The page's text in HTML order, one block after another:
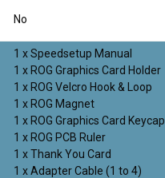
No
1 x Speedsetup Manual
1 x ROG Graphics Card Holder
1 x ROG Velcro Hook & Loop
1 x ROG Magnet
1 x ROG Graphics Card Keycap
1 x ROG PCB Ruler
1 x Thank You Card
1 x Adapter Cable (1 to 4)